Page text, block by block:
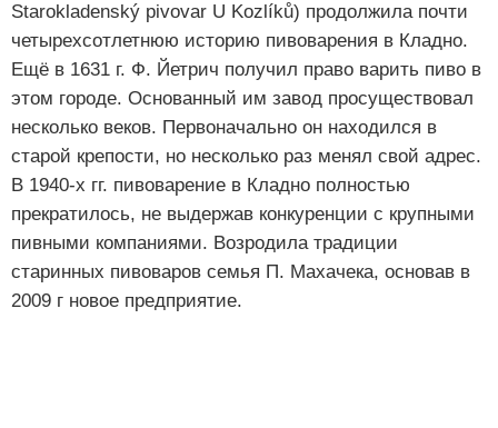
Starokladenský pivovar U Kozlíků) продолжила почти
четырехсотлетнюю историю пивоварения в Кладно.
Ещё в 1631 г. Ф. Йетрич получил право варить пиво в
этом городе. Основанный им завод просуществовал
несколько веков. Первоначально он находился в
старой крепости, но несколько раз менял свой адрес.
В 1940-х гг. пивоварение в Кладно полностью
прекратилось, не выдержав конкуренции с крупными
пивными компаниями. Возродила традиции
старинных пивоваров семья П. Махачека, основав в
2009 г новое предприятие.